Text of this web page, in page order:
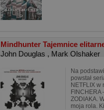
Mindhunter Tajemnice
John Douglas , Mark Olshaker
Na
powstał
NETFLIX w
FINCHERA
ZODIAKA.
moja rola.